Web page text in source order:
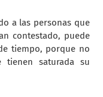
a las personas que
contestado, puede
tiempo, porque no
saturada su